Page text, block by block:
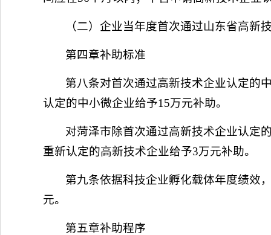
（二）企业当年度首次通过山东省高新
第四章补助标准
第八条对首次通过高新技术企业认定的
认定的中小微企业给予15万元补助。
对菏泽市除首次通过高新技术企业认定
重新认定的高新技术企业给予3万元补助。
第九条依据科技企业孵化载体年度绩效
元。
第五章补助程序